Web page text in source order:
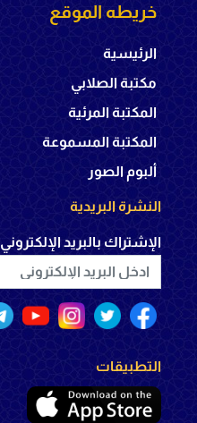
خريطه الموقع
الرئيسية
مكتبة الصلابي
المكتبة المرئية
المكتبة المسموعة
ألبوم الصور
النشرة البريدية
الإشتراك بالبريد الإلكتروني
التطبيقات